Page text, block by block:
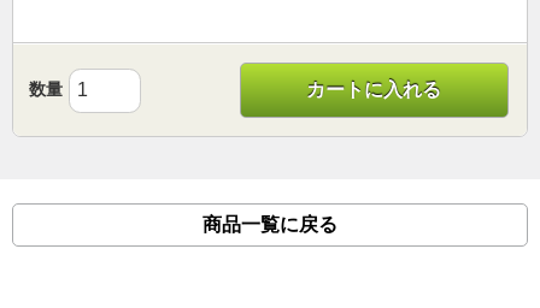
数量 カートに入れる
商品一覧に戻る